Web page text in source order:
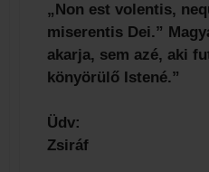
„Non est volentis,
miserentis Dei.”
akarja, sem azé, aki
könyörülő Istené.”
Üdv:
Zsiráf